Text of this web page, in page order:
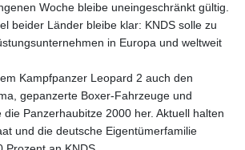
Woche bleibe uneingeschränkt gültig.
beider Länder bleibe klar: KNDS solle zu
in Europa und weltweit
Kampfpanzer Leopard 2 auch den
gepanzerte Boxer-Fahrzeuge und
die Panzerhaubitze 2000 her. Aktuell halten
und die deutsche Eigentümerfamilie